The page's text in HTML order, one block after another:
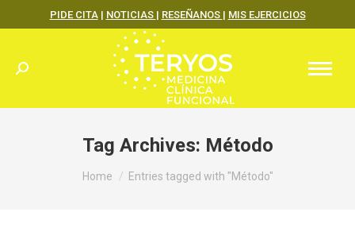
PIDE CITA| NOTICIAS | RESEÑANOS | MIS EJERCICIOS
Search:
Tag Archives: Método
You are here:
Home Entries tagged with "Método"